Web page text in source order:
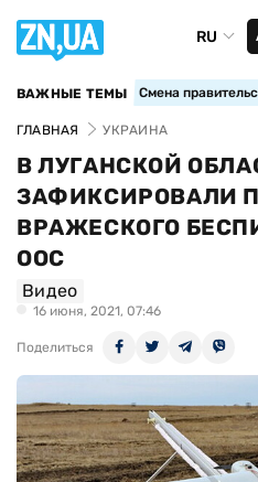
RU
ВАЖНЫЕ ТЕМЫ Смена
ГЛАВНАЯ УКРАИНА
В ЛУГАНСКОЙ
ЗАФИКСИРОВАЛИ
ВРАЖЕСКОГО
ООС
Видео
16 июня, 2021, 07:46
Поделиться